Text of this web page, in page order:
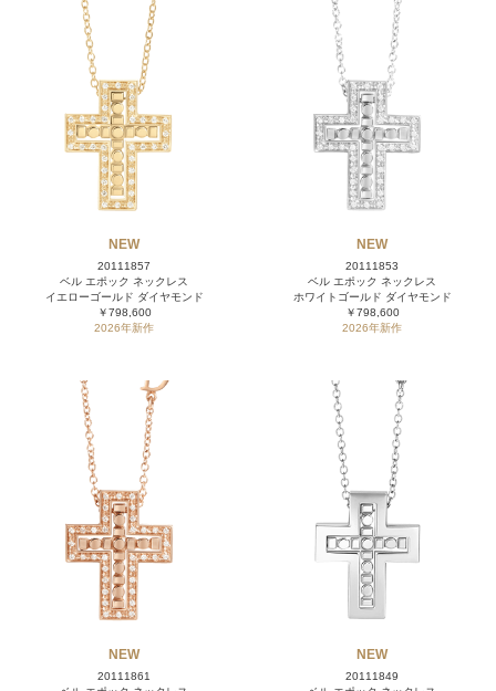
NEW
20111857
ベル エポック ネックレス
イエローゴールド ダイヤモンド
￥798,600
2026年新作
NEW
20111853
ベル エポック ネックレス
ホワイトゴールド ダイヤモンド
￥798,600
2026年新作
NEW
20111861
NEW
20111849